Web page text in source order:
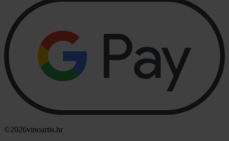
©2026vinoartis.hr